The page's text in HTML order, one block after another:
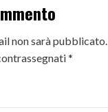
non sarà pubblicato.
*